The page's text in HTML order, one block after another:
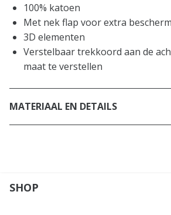
100% katoen
Met nek flap voor extra
3D elementen
Verstelbaar trekkoord aan de
maat te verstellen
MATERIAAL EN DETAILS
SHOP